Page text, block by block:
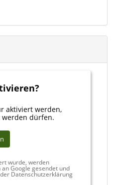
aktiviert werden,
werden dürfen.
wurde, werden
Google gesendet und
Datenschutzerklärung